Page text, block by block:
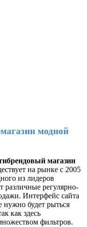
модной
магазин
на рынке с 2005
из лидеров
различные регулярно-
Интерфейс сайта
будет рыться
как здесь
фильтров.